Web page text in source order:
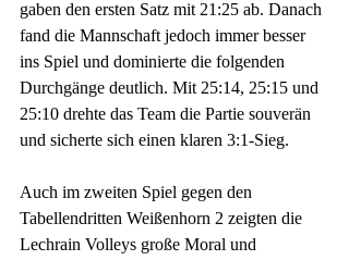
gaben den ersten Satz mit 21:25 ab. Danach
fand die Mannschaft jedoch immer besser
ins Spiel und dominierte die folgenden
Durchgänge deutlich. Mit 25:14, 25:15 und
25:10 drehte das Team die Partie souverän
und sicherte sich einen klaren 3:1-Sieg.
Auch im zweiten Spiel gegen den
Tabellendritten Weißenhorn 2 zeigten die
Lechrain Volleys große Moral und